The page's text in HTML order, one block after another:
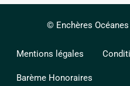
© Enchères
Mentions légales
Barème Honoraires